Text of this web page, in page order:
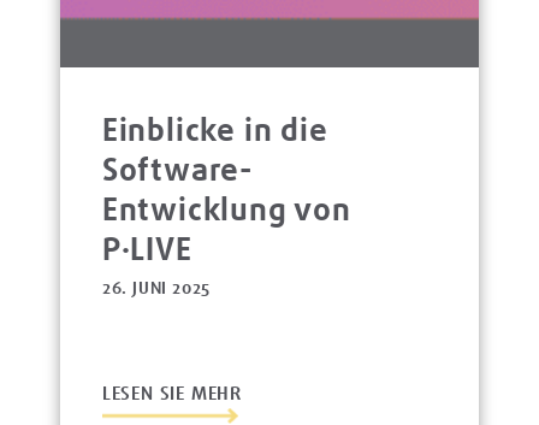
Einblicke in die
Software-
Entwicklung von
P·LIVE
26. JUNI 2025
LESEN SIE MEHR